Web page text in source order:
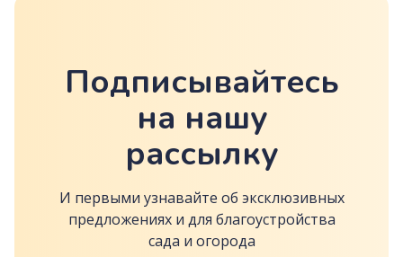
Подписывайтесь
на нашу
рассылку
И первыми узнавайте об эксклюзивных
предложениях и для благоустройства
сада и огорода